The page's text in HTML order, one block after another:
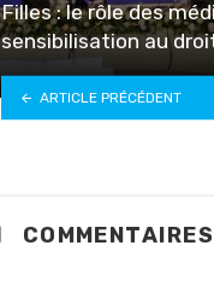
Filles : le rôle des
sensibilisation au
ARTICLE PRÉCÉDENT
COMMENTAIRES